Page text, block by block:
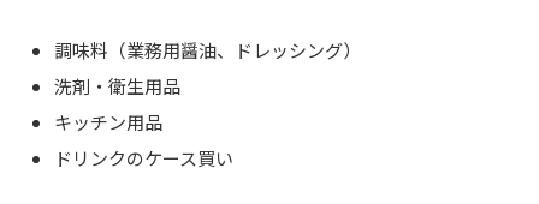
調味料（業務用醤油、ドレッシング）
洗剤・衛生用品
キッチン用品
ドリンクのケース買い